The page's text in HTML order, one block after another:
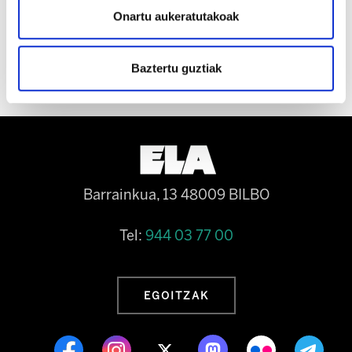
Onartu aukeratutakoak
Baztertu guztiak
horiek", azpimarratu du.
Barrainkua, 13 48009 BILBO
Tel: 944 03 77 00
EGOITZAK